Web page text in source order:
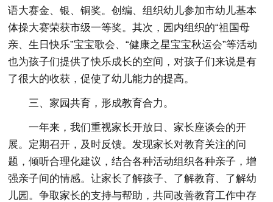
语大赛金、银、铜奖。创编、组织幼儿参加市幼儿基本
体操大赛荣获市级一等奖。其次，园内组织的“祖国母
亲、生日快乐”宝宝歌会、“健康之星宝宝秋运会”等活动
也为孩子们提供了快乐成长的空间，对孩子们来说是有
了很大的收获，促使了幼儿能力的提高。
三、家园共育，形成教育合力。
一年来，我们重视家长开放日、家长座谈会的开
展。定期召开，及时反馈。发现家长对教育关注的问
题，倾听合理化建议，结合各种活动组织各种亲子，增
强亲子间的情感。让家长了解孩子、了解教育、了解幼
儿园。争取家长的支持与帮助，共同改善教育工作中存